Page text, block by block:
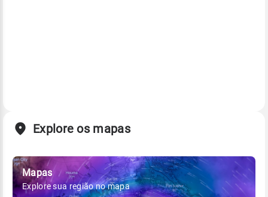
Explore os mapas
Mapas
Explore sua região no mapa